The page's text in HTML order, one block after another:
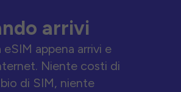
arrivi
appena arrivi e
Niente costi di
di SIM, niente